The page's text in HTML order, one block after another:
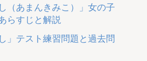
（あまんきみこ）」女の子
らすじと解説
」テスト練習問題と過去問